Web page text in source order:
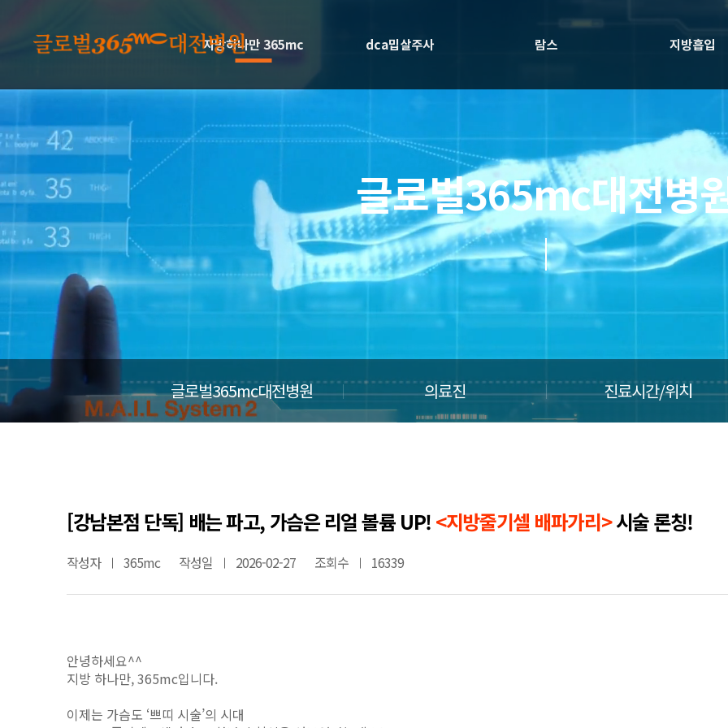
지방하나만 365mc dca밉살주사 람스 지방흡입
글로벌365mc대전병
글로벌365mc대전병원 의료진 진료시간/위치
[강남본점 단독] 배는 파고, 가슴은 리얼 볼륨 UP! <지방줄기셀 배파가리>시술 론칭!
작성자 365mc 작성일 2026-02-27 조회수 16339
안녕하세요^^
지방 하나만, 365mc입니다.
이제는 가슴도 ‘쁘띠 시술’의 시대